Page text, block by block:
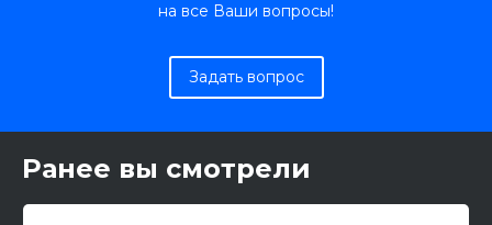
на все Ваши вопросы!
Задать вопрос
Ранее вы смотрели